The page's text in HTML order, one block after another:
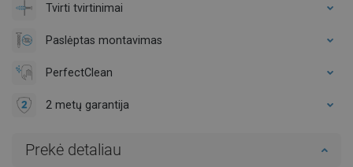
Tvirti tvirtinimai
Paslėptas montavimas
PerfectClean
2 metų garantija
Prekė detaliau